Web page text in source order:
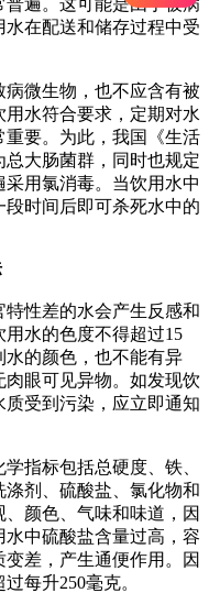
在配送和储存过程中受
微生物，也不应含有被
水符合要求，定期对水
要。为此，我国《生活
大肠菌群，同时也规定
用氯消毒。当饮用水中
时间后即可杀死水中的
性差的水会产生反感和
水的色度不得超过15
水的颜色，也不能有异
眼可见异物。如发现饮
受到污染，应立即通知
指标包括总硬度、铁、
剂、硫酸盐、氯化物和
颜色、气味和味道，因
中硫酸盐含量过高，容
差，产生通便作用。因
每升250毫克。